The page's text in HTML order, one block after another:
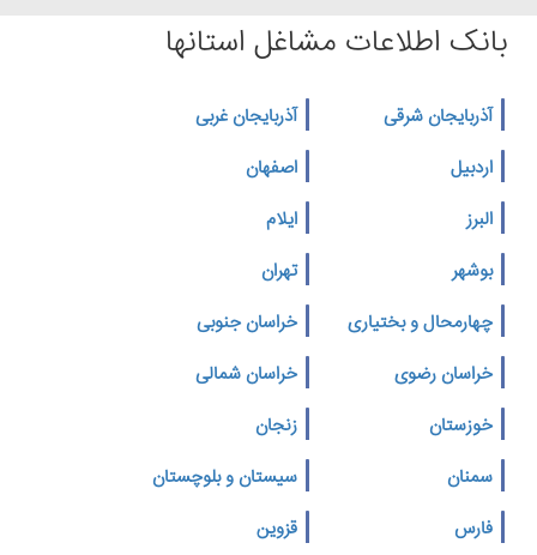
بانک اطلاعات مشاغل استانها
آذربایجان شرقی
آذربایجان غربی
اردبیل
اصفهان
البرز
ایلام
بوشهر
تهران
چهارمحال و بختیاری
خراسان جنوبی
خراسان رضوی
خراسان شمالی
خوزستان
زنجان
سمنان
سیستان و بلوچستان
فارس
قزوین